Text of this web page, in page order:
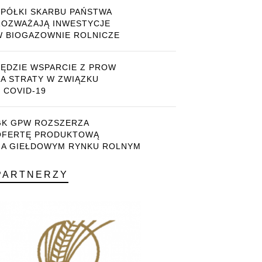
SKARBU PAŃSTWA
INWESTYCJE
BIOGAZOWNIE ROLNICZE
WSPARCIE Z PROW
STRATY W ZWIĄZKU
COVID-19
GPW ROZSZERZA
PRODUKTOWĄ
GIEŁDOWYM RYNKU ROLNYM